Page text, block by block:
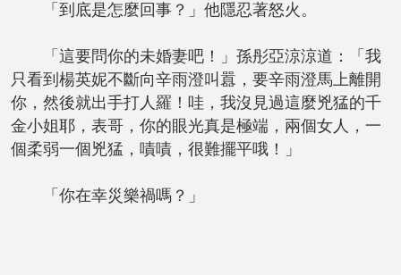
「到底是怎麼回事？」他隱忍著怒火。
「這要問你的未婚妻吧！」孫彤亞涼涼道：「我
只看到楊英妮不斷向辛雨澄叫囂，要辛雨澄馬上離開
你，然後就出手打人羅！哇，我沒見過這麼兇猛的千
金小姐耶，表哥，你的眼光真是極端，兩個女人，一
個柔弱一個兇猛，嘖嘖，很難擺平哦！」
「你在幸災樂禍嗎？」